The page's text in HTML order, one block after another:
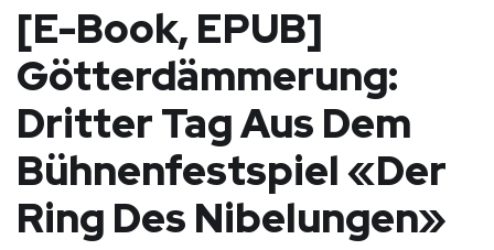
[E-Book, EPUB]
Götterdämmerung:
Dritter Tag Aus Dem
Bühnenfestspiel «Der
Ring Des Nibelungen»